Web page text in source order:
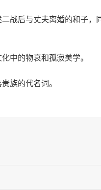
战后与丈夫离婚的和子
中的物哀和孤寂美学。
族的代名词。